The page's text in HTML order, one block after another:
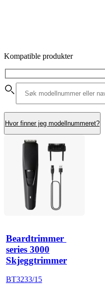
Kompatible produkter
Hvor finner jeg modellnummeret?
Beardtrimmer
series 3000
Skjeggtrimmer
BT3233/15